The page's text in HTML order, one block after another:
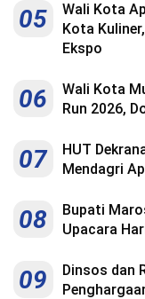
05
Wali Kota
Kota
Ekspo
06
Wali Kota
Run 2026,
07
HUT
Mendagri
08
Bupati
Upacara
09
Dinsos dan